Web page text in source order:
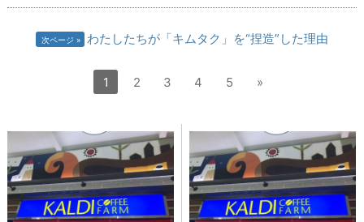
次ページ わたしたちが「キムタク」を“捏造”した理由
1 2 3 4 5 »